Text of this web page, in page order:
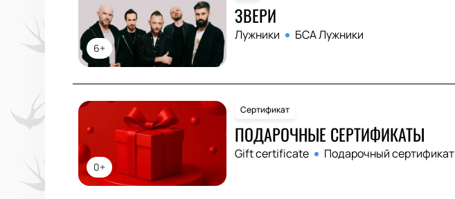
6+
ЗВЕРИ
Лужники БСА Лужники
0+
Сертификат
ПОДАРОЧНЫЕ СЕРТИФИКАТЫ
Gift certificate Подарочный сертификат